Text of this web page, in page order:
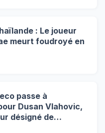
: Le joueur
meurt foudroyé en
passe à
Dusan Vlahovic,
désigné de
!